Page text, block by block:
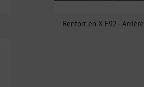
Renfort en X E92 - Arrière